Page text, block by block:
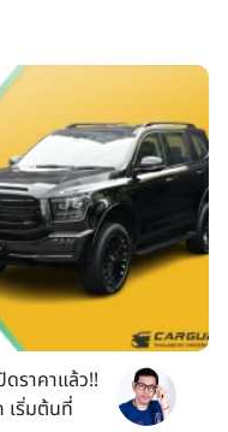
ราคาแล้ว!!
เริ่มต้นที่